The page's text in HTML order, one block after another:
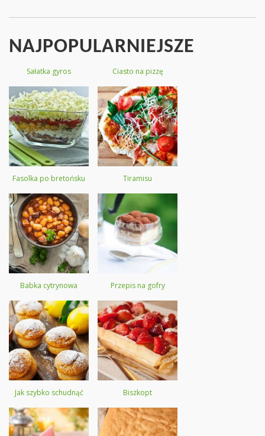
NAJPOPULARNIEJSZE
Sałatka gyros Ciasto na pizzę
Fasolka po bretońsku Tiramisu
Babka cytrynowa Przepis na gofry
Jak szybko schudnąć Biszkopt